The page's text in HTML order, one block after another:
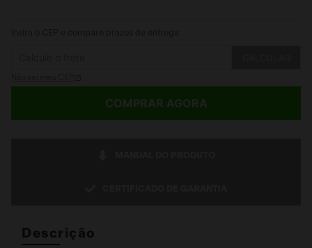
COMPRAR AGORA
Descrição